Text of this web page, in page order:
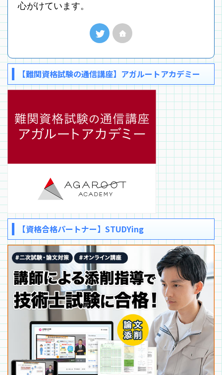
心がけています。
【難関資格試験の通信講座】アガルートアカデミー
【資格合格パートナー】STUDYing